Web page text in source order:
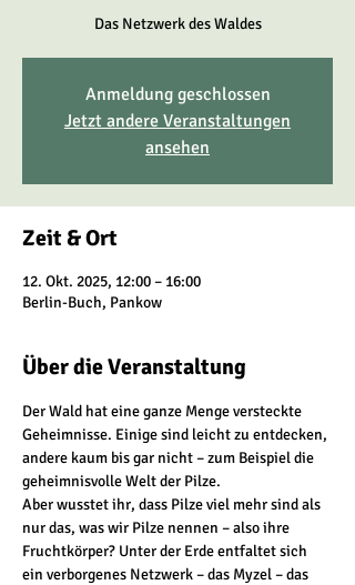
Das Netzwerk des Waldes
Anmeldung geschlossen
Jetzt andere Veranstaltungen
ansehen
Zeit & Ort
12. Okt. 2025, 12:00 – 16:00
Berlin-Buch, Pankow
Über die Veranstaltung
Der Wald hat eine ganze Menge versteckte
Geheimnisse. Einige sind leicht zu entdecken,
andere kaum bis gar nicht – zum Beispiel die
geheimnisvolle Welt der Pilze.
Aber wusstet ihr, dass Pilze viel mehr sind als
nur das, was wir Pilze nennen – also ihre
Fruchtkörper? Unter der Erde entfaltet sich
ein verborgenes Netzwerk – das Myzel – das